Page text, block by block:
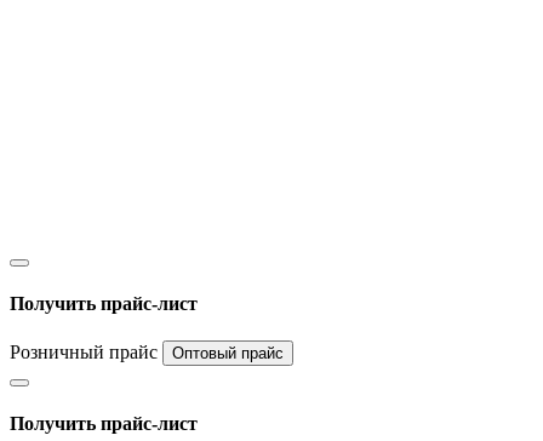
Получить прайс-лист
Розничный прайс Оптовый прайс
Получить прайс-лист